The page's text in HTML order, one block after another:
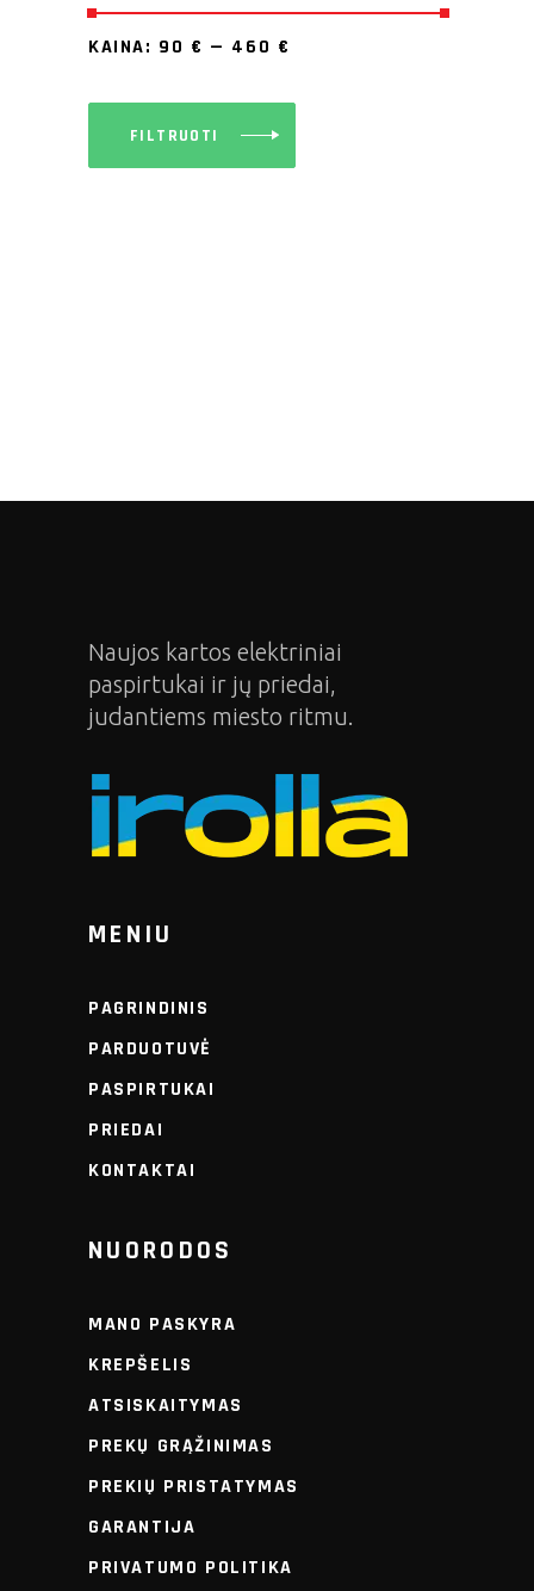
FILTRUOTI
KAINA: 90 € — 460 €
Naujos kartos elektriniai
paspirtukai ir jų priedai,
judantiems miesto ritmu.
MENIU
PAGRINDINIS
PARDUOTUVĖ
PASPIRTUKAI
PRIEDAI
KONTAKTAI
NUORODOS
MANO PASKYRA
KREPŠELIS
ATSISKAITYMAS
PREKŲ GRĄŽINIMAS
PREKIŲ PRISTATYMAS
GARANTIJA
PRIVATUMO POLITIKA